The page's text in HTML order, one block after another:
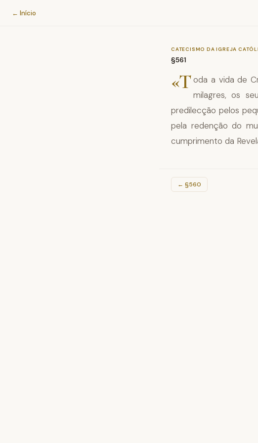
Catecismo da Igreja Católica
← Início
CATECISMO DA IGREJA
§561
«Toda a vida de
milagres, os
predilecção pelos
pela redenção do
cumprimento da
← §560